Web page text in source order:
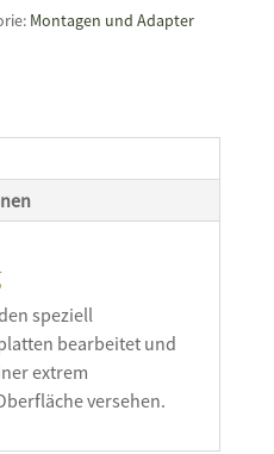
Montagen und Adapter
speziell
bearbeitet und
extrem
versehen.